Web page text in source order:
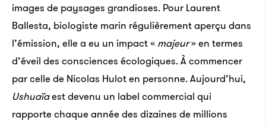
images de paysages grandioses. Pour Laurent
Ballesta, biologiste marin régulièrement aperçu dans
l’émission, elle a eu un impact « majeur» en termes
d’éveil des consciences écologiques. À commencer
par celle de Nicolas Hulot en personne. Aujourd’hui,
Ushuaïaest devenu un label commercial qui
rapporte chaque année des dizaines de millions